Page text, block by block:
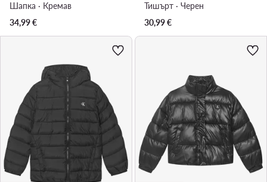
Шапка · Кремав
34,99€
Тишърт · Черен
30,99€